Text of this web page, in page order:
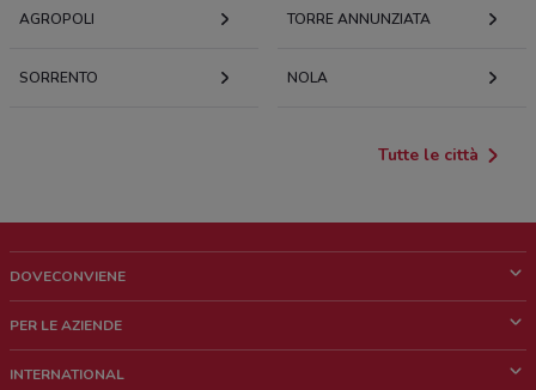
AGROPOLI TORRE ANNUNZIATA
SORRENTO NOLA
Tutte le città
DOVECONVIENE
Chi siamo
PER LE AZIENDE
INTERNATIONAL